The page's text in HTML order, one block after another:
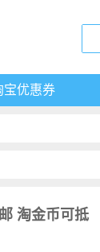
宝优惠券
淘金币可抵